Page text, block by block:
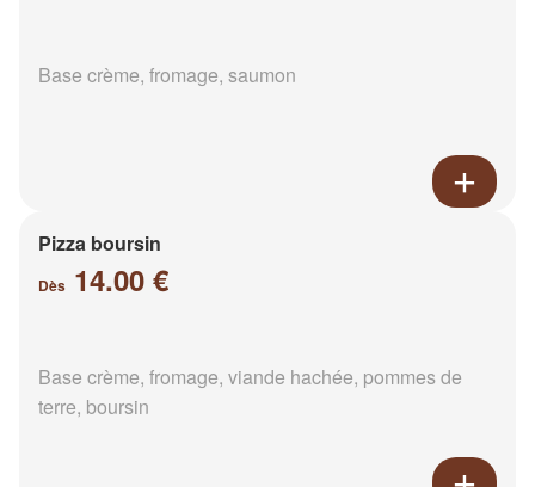
Base crème, fromage, saumon
Pizza boursin
Dès 14.00 €
Base crème, fromage, viande hachée, pommes de
terre, boursin